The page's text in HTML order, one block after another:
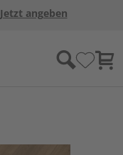
Jetzt angeben